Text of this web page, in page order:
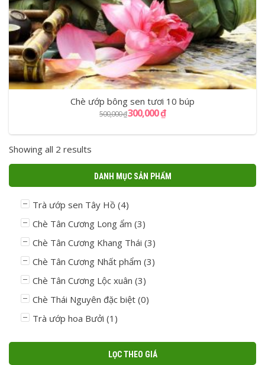
DANH MỤC SẢN PHẨM
Trà ướp sen Tây Hồ (4)
Chè Tân Cương Long ẩm (3)
Chè Tân Cương Khang Thái (3)
Chè Tân Cương Nhất phẩm (3)
Chè Tân Cương Lộc xuân (3)
Chè Thái Nguyên đặc biệt (0)
Trà ướp hoa Bưởi (1)
LỌC THEO GIÁ
Chè ướp bông sen tươi 10 búp
500,000₫300,000₫
Showing all 2 results